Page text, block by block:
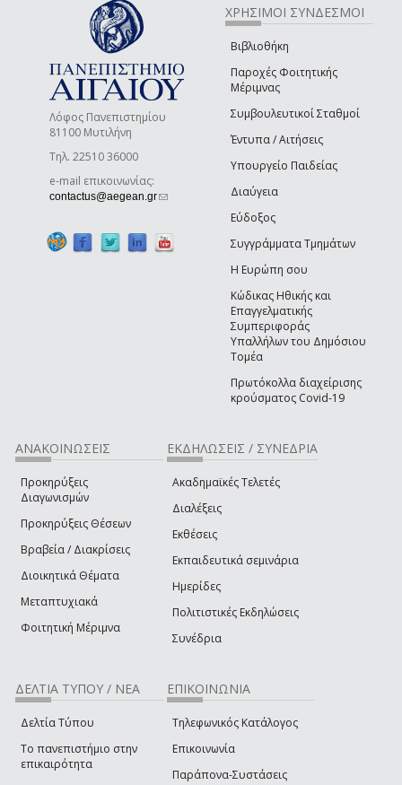
Λόφος Πανεπιστημίου
81100 Μυτιλήνη
Τηλ. 22510 36000
e-mail επικοινωνίας:
contactus@aegean.gr(link sends e-mail)
ΧΡΗΣΙΜΟΙ ΣΥΝΔΕΣΜΟΙ
Βιβλιοθήκη
Παροχές Φοιτητικής
Μέριμνας
Συμβουλευτικοί Σταθμοί
Έντυπα / Αιτήσεις
Υπουργείο Παιδείας
Διαύγεια
Εύδοξος
Συγγράμματα Τμημάτων
Η Ευρώπη σου
Κώδικας Ηθικής και
Επαγγελματικής
Συμπεριφοράς
Υπαλλήλων του Δημόσιου
Τομέα
Πρωτόκολλα διαχείρισης
κρούσματος Covid-19
ΑΝΑΚΟΙΝΩΣΕΙΣ
Προκηρύξεις
Διαγωνισμών
Προκηρύξεις Θέσεων
Βραβεία / Διακρίσεις
Διοικητικά Θέματα
Μεταπτυχιακά
Φοιτητική Μέριμνα
ΕΚΔΗΛΩΣΕΙΣ / ΣΥΝΕΔΡΙΑ
Ακαδημαϊκές Τελετές
Διαλέξεις
Εκθέσεις
Εκπαιδευτικά σεμινάρια
Ημερίδες
Πολιτιστικές Εκδηλώσεις
Συνέδρια
ΔΕΛΤΙΑ ΤΥΠΟΥ / ΝΕΑ
Δελτία Τύπου
Το πανεπιστήμιο στην
επικαιρότητα
ΕΠΙΚΟΙΝΩΝΙΑ
Τηλεφωνικός Κατάλογος
Επικοινωνία
Παράπονα-Συστάσεις